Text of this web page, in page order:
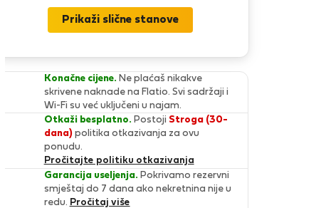
Prikaži slične stanove
Konačne cijene. Ne plaćaš nikakve
skrivene naknade na Flatio. Svi sadržaji i
Wi-Fi su već uključeni u najam.
Otkaži besplatno. Postoji Stroga (30-
dana)politika otkazivanja za ovu
ponudu.
Pročitajte politiku otkazivanja
Garancija useljenja. Pokrivamo rezervni
smještaj do 7 dana ako nekretnina nije u
redu. Pročitaj više